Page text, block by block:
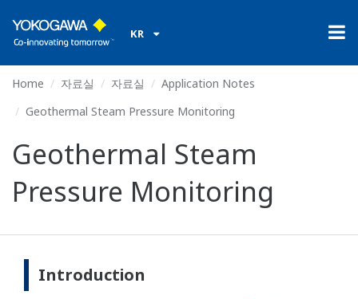
KR
Home 자료실 자료실
Application Notes
Geothermal Steam Pressure Monitoring
Geothermal Steam
Pressure Monitoring
Introduction